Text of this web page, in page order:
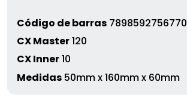
Código de barras 7898592756770
CX Master120
CX Inner10
Medidas 50mm x 160mm x 60mm